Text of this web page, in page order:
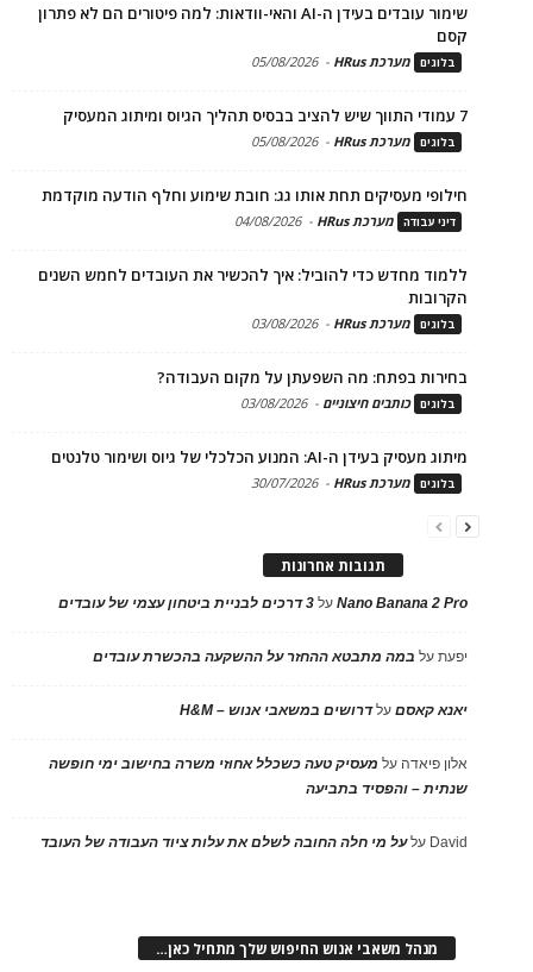
שימור עובדים בעידן ה-AI והאי-וודאות: למה פיטורים הם לא פתרון
קסם
בלוגים מערכת HRus -
05/08/2026
7 עמודי התווך שיש להציב בבסיס תהליך הגיוס ומיתוג המעסיק
בלוגים מערכת HRus -
05/08/2026
חילופי מעסיקים תחת אותו גג: חובת שימוע וחלף הודעה מוקדמת
דיני עבודה מערכת HRus -
04/08/2026
ללמוד מחדש כדי להוביל: איך להכשיר את העובדים לחמש השנים
הקרובות
בלוגים מערכת HRus -
03/08/2026
בחירות בפתח: מה השפעתן על מקום העבודה?
בלוגים כותבים חיצוניים -
03/08/2026
מיתוג מעסיק בעידן ה-AI: המנוע הכלכלי של גיוס ושימור טלנטים
בלוגים מערכת HRus -
30/07/2026
תגובות אחרונות
Nano Banana 2 Proעל 3 דרכים לבניית ביטחון עצמי של עובדים
יפעתעל במה מתבטא ההחזר על ההשקעה בהכשרת עובדים
יאנא קאסםעלדרושים במשאבי אנוש – H&M
אלון פיאדה על מעסיק טעה כשכלל אחוזי משרה בחישוב ימי חופשה
שנתית – והפסיד בתביעה
David עלעל מי חלה החובה לשלם את עלות ציוד העבודה של העובד
מנהל משאבי אנוש החיפוש שלך מתחיל כאן…